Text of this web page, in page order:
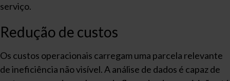
serviço.
Redução de custos
Os custos operacionais carregam uma parcela relevante
de ineficiência não visível. A análise de dados é capaz de